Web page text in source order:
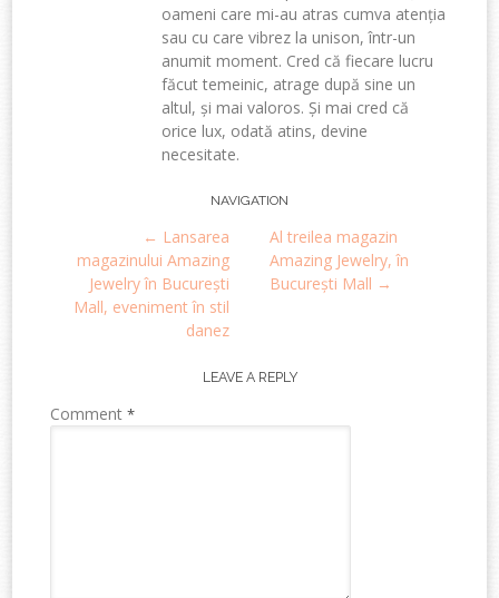
oameni care mi-au atras cumva atenția
sau cu care vibrez la unison, într-un
anumit moment. Cred că fiecare lucru
făcut temeinic, atrage după sine un
altul, și mai valoros. Și mai cred că
orice lux, odată atins, devine
necesitate.
navigation
NAVIGATION
← Lansarea
magazinului Amazing
Jewelry în București
Mall, eveniment în stil
danez
Al treilea magazin
Amazing Jewelry, în
București Mall →
LEAVE A REPLY
Comment*